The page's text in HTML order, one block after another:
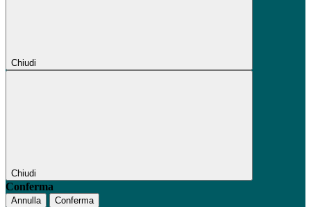
Chiudi
Chiudi
Conferma
Annulla Conferma